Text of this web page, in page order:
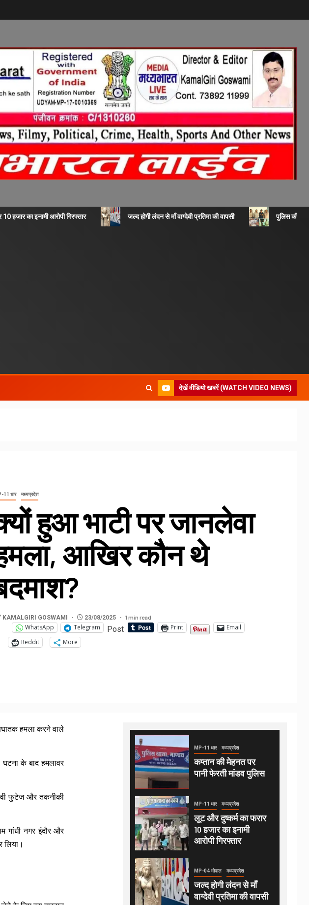
हजार का इनामी आरोपी गिरफ्तार जल्द होगी लंदन से माँ वाग्देवी प्रतिमा की वापसी पुलिस की बड़ी
देखें वीडियो खबरें (WATCH VIDEO NEWS)
11 धार मध्यप्रदेश
हुआ भाटी पर जानलेवा
आखिर कौन थे
KAMALGIRI GOSWAMI 23/08/2025 1 min read
WhatsApp Telegram Post Print
Email
Reddit
More
हमला करने वाले
के बाद हमलावर
फुटेज और तकनीकी
गांधी नगर इंदौर और
लिया।
MP-11 धार मध्यप्रदेश
कप्तान की मेहनत पर
पानी फेरती मांडव पुलिस
MP-11 धार मध्यप्रदेश
लूट और दुष्कर्म का फरार
10 हजार का इनामी
आरोपी गिरफ्तार
MP-04 भोपाल मध्यप्रदेश
जल्द होगी लंदन से माँ
वाग्देवी प्रतिमा की वापसी